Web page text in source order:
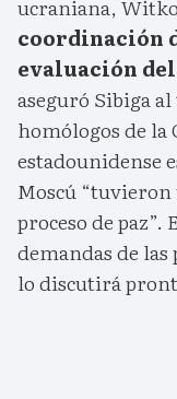
ucraniana,
coordinación
evaluación
aseguró Sibiga
homólogos de la
estadounidense
Moscú
proceso de paz”.
demandas de
lo discutirá